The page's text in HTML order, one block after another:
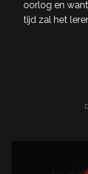
oorlog en
tijd zal het